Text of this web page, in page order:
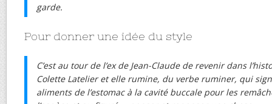
garde.
Pour donner une idée du style
C’est au tour de l’ex de Jean-Claude de revenir dans
Colette Latelier et elle rumine, du verbe ruminer, qui
aliments de l’estomac à la cavité buccale pour les